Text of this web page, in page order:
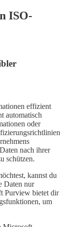
ISO-
effizient
automatisch
oder
nach ihrer
schützen.
kannst du
Daten nur
Purview bietet dir
um